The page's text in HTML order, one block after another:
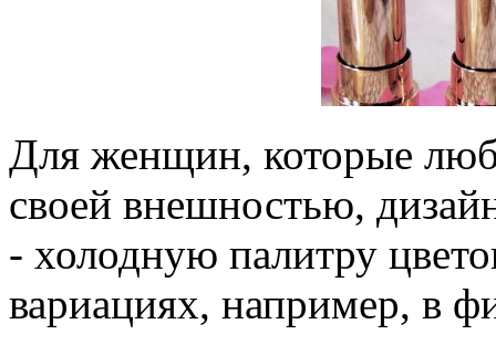
Для женщин, которые
своей внешностью,
- холодную палитру
вариациях, например, в